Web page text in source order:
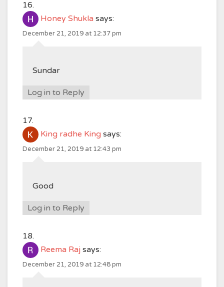
Honey Shukla says:
December 21, 2019 at 12:37 pm
Sundar
Log in to Reply
King radhe King says:
December 21, 2019 at 12:43 pm
Good
Log in to Reply
Reema Raj says:
December 21, 2019 at 12:48 pm